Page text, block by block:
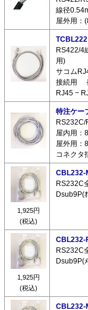
線径
屋外用：
TCBL222
RS422/4
用)
サコム
接続用
RJ45 −
特注ケー
RS232C/
屋内用：
屋外用：
コネクタ
1,925円
(税込)
CBL232-
RS232C
Dsub9P(
1,925円
(税込)
CBL232-
RS232C
Dsub9P(
CBL232-